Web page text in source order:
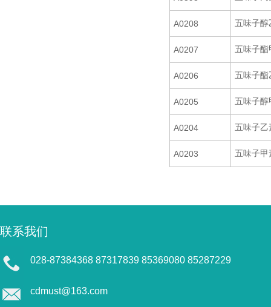
A0208 五味子醇
A0207 五味子酯
A0206 五味子酯
A0205 五味子醇
A0204 五味子乙
A0203 五味子甲
联系我们
028-87384368 87317839 85369080 85287229
cdmust@163.com